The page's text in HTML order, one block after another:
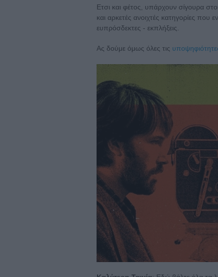
Ετσι και φέτος, υπάρχουν σίγουρα
και αρκετές ανοιχτές κατηγορίες
ευπρόσδεκτες - εκπλήξεις.
Ας δούμε όμως όλες τις